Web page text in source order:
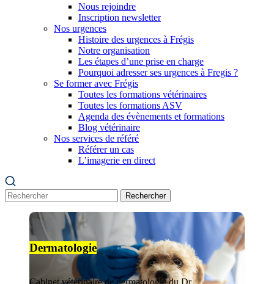
Nous rejoindre
Inscription newsletter
Nos urgences
Histoire des urgences à Frégis
Notre organisation
Les étapes d’une prise en charge
Pourquoi adresser ses urgences à Fregis ?
Se former avec Frégis
Toutes les formations vétérinaires
Toutes les formations ASV
Agenda des évènements et formations
Blog vétérinaire
Nos services de référé
Référer un cas
L’imagerie en direct
Rechercher
Dermatologie